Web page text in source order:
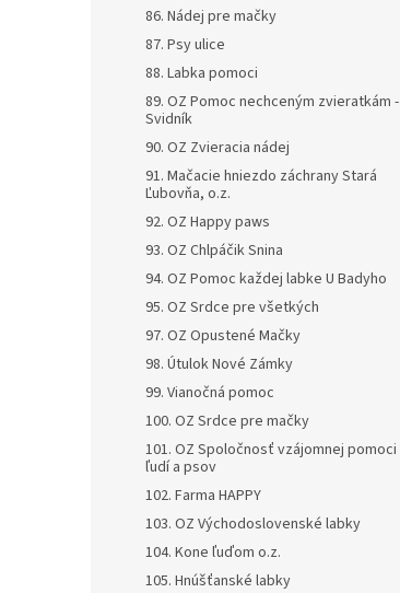
86. Nádej pre mačky
87. Psy ulice
88. Labka pomoci
89. OZ Pomoc nechceným zvieratkám -
Svidník
90. OZ Zvieracia nádej
91. Mačacie hniezdo záchrany Stará
Ľubovňa, o.z.
92. OZ Happy paws
93. OZ Chlpáčik Snina
94. OZ Pomoc každej labke U Badyho
95. OZ Srdce pre všetkých
97. OZ Opustené Mačky
98. Útulok Nové Zámky
99. Vianočná pomoc
100. OZ Srdce pre mačky
101. OZ Spoločnosť vzájomnej pomoci
ľudí a psov
102. Farma HAPPY
103. OZ Východoslovenské labky
104. Kone ľuďom o.z.
105. Hnúšťanské labky